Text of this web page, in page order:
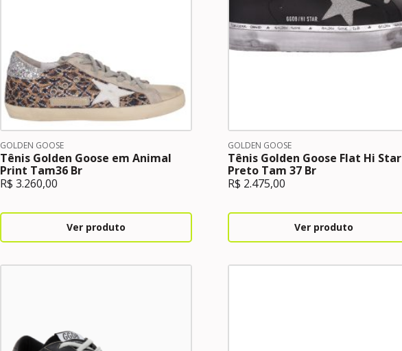
GOLDEN GOOSE
Tênis Golden Goose em Animal
Print Tam36 Br
R$ 3.260,00
Ver produto
GOLDEN GOOSE
Tênis Golden Goose Flat Hi Star
Preto Tam 37 Br
R$ 2.475,00
Ver produto